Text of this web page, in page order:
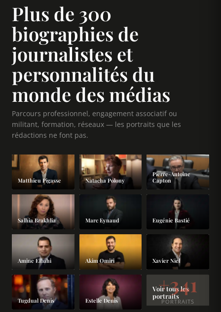
Plus de 300
biographies de
journalistes et
personnalités du
monde des médias
Parcours professionnel, engagement associatif ou
militant, formation, réseaux — les portraits que les
rédactions ne font pas.
Matthieu Pigasse Natacha Polony
Pierre-Antoine
Capton
Salhia Brakhlia Marc Eynaud Eugénie Bastié
Amine Elbahi Akim Omiri Xavier Niel
Tugdual Denis Estelle Denis
+341
PORTRAITS
Voir tous les
portraits